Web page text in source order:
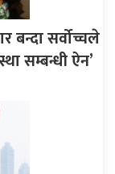
बन्दा सर्वोच्चले
सम्बन्धी ऐन’